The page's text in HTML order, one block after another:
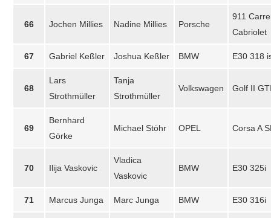
66 Jochen Millies Nadine Millies Porsche
911
Cabriolet
67 Gabriel Keßler Joshua Keßler BMW E30 318
68
Lars
Strothmüller
Tanja
Strothmüller
Volkswagen Golf II
69
Bernhard
Görke
Michael Stöhr OPEL Corsa A
70 Ilija Vaskovic
Vladica
Vaskovic
BMW E30 325i
71 Marcus Junga Marc Junga BMW E30 316i